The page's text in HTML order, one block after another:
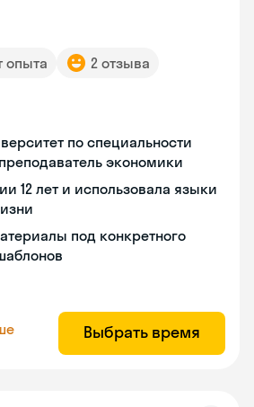
опыта 2 отзыва
по специальности
экономики
12 лет и использовала языки
под конкретного
Выбрать время